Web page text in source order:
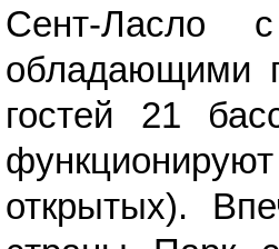
Сент-Ласло
обладающими
гостей 21
открытых).